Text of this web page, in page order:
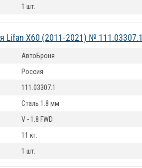
1 шт.
Lifan X60 (2011-2021) № 111.03307.1
АвтоБроня
Россия
111.03307.1
Сталь 1.8 мм
V - 1.8 FWD
11 кг.
1 шт.